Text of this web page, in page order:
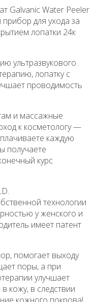
Galvanic Water Peeler
для ухода за
лопатки 24к
ультразвукового
лопатку с
проводимость
и массажные
к косметологу —
каждую
получаете
курс
технологии
у женского и
имеет патент
помогает выходу
поры, а при
улучшает
кожу, в следствии